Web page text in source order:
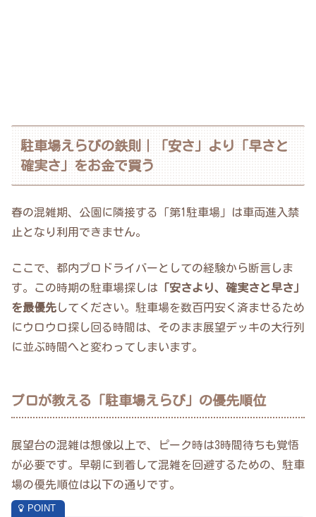
駐車場えらびの鉄則｜「安さ」より「早さと
確実さ」をお金で買う
春の混雑期、公園に隣接する「第1駐車場」は車両進入禁
止となり利用できません。
ここで、都内プロドライバーとしての経験から断言しま
す。この時期の駐車場探しは 「安さより、確実さと早さ」
を最優先してください。駐車場を数百円安く済ませるため
にウロウロ探し回る時間は、そのまま展望デッキの大行列
に並ぶ時間へと変わってしまいます。
プロが教える「駐車場えらび」の優先順位
展望台の混雑は想像以上で、ピーク時は3時間待ちも覚悟
が必要です。早朝に到着して混雑を回避するための、駐車
場の優先順位は以下の通りです。